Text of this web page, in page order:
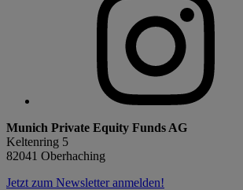
Munich Private Equity Funds AG
Keltenring 5
82041 Oberhaching
Jetzt zum Newsletter anmelden!